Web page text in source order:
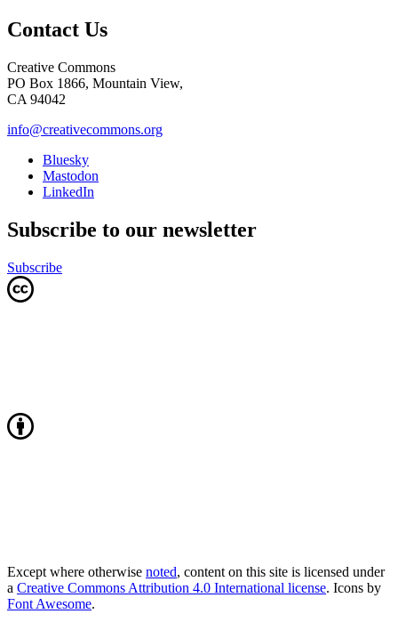
Contact Us
Creative Commons
PO Box 1866, Mountain View,
CA 94042
info@creativecommons.org
Bluesky
Mastodon
LinkedIn
Subscribe to our newsletter
Subscribe
Except where otherwise noted, content on this site is licensed under
a Creative Commons Attribution 4.0 International license. Icons by
Font Awesome.